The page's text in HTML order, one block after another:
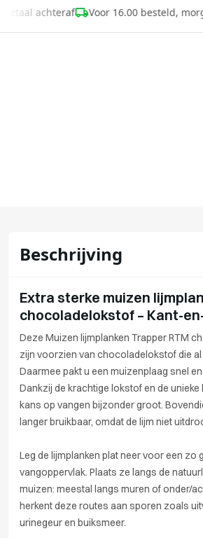
werking.
Betaal achteraf Voor 16.00 besteld,
Beschrijving
Extra sterke muizen
chocoladelokstof – Kant-
Deze Muizen lijmplanken Trapper RTM
zijn voorzien van chocoladelokstof die al
Daarmee pakt u een muizenplaag snel
Dankzij de krachtige lokstof en de unieke
kans op vangen bijzonder groot.
langer bruikbaar, omdat de lijm niet
Leg de lijmplanken plat neer voor een zo
vangoppervlak. Plaats ze langs de
muizen: meestal langs muren of onder/
herkent deze routes aan sporen zoals
urinegeur en buiksmeer.